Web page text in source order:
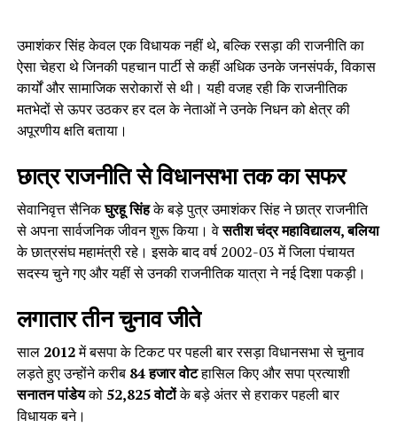
उमाशंकर सिंह केवल एक विधायक नहीं थे, बल्कि रसड़ा की राजनीति का
ऐसा चेहरा थे जिनकी पहचान पार्टी से कहीं अधिक उनके जनसंपर्क, विकास
कार्यों और सामाजिक सरोकारों से थी। यही वजह रही कि राजनीतिक
मतभेदों से ऊपर उठकर हर दल के नेताओं ने उनके निधन को क्षेत्र की
अपूरणीय क्षति बताया।
छात्र राजनीति से विधानसभा तक का सफर
सेवानिवृत्त सैनिकघुरहू सिंहके बड़े पुत्र उमाशंकर सिंह ने छात्र राजनीति
से अपना सार्वजनिक जीवन शुरू किया। वेसतीश चंद्र महाविद्यालय, बलिया
के छात्रसंघ महामंत्री रहे। इसके बाद वर्ष 2002-03 में जिला पंचायत
सदस्य चुने गए और यहीं से उनकी राजनीतिक यात्रा ने नई दिशा पकड़ी।
लगातार तीन चुनाव जीते
साल 2012में बसपा के टिकट पर पहली बार रसड़ा विधानसभा से चुनाव
लड़ते हुए उन्होंने करीब 84 हजार वोटहासिल किए और सपा प्रत्याशी
सनातन पांडेयको 52,825 वोटोंके बड़े अंतर से हराकर पहली बार
विधायक बने।